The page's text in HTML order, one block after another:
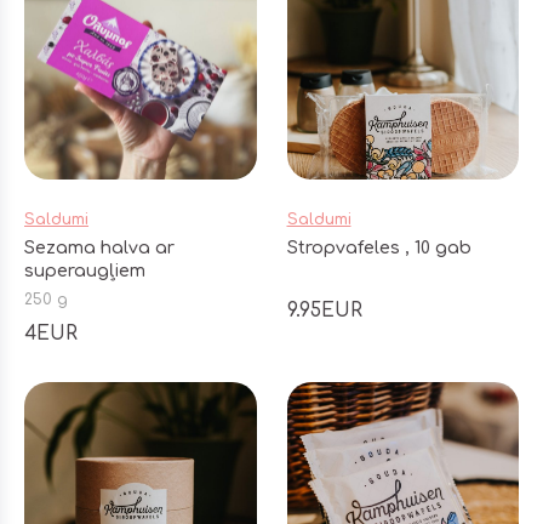
Saldumi
Sezama halva ar
superaugļiem
250 g
4EUR
Saldumi
Stropvafeles , 10 gab
9.95EUR